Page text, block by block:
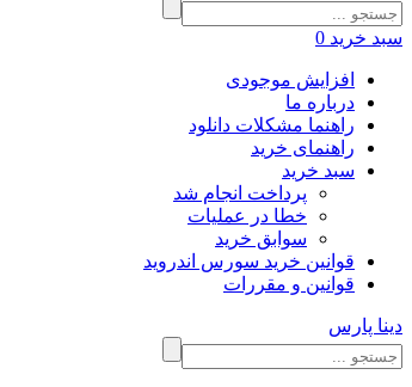
سبد خرید 0
افزایش موجودی
درباره ما
راهنما مشکلات دانلود
راهنمای خرید
سبد خرید
پرداخت انجام شد
خطا در عملیات
سوابق خرید
قوانین خرید سورس اندروید
قوانین و مقررات
دینا پارس